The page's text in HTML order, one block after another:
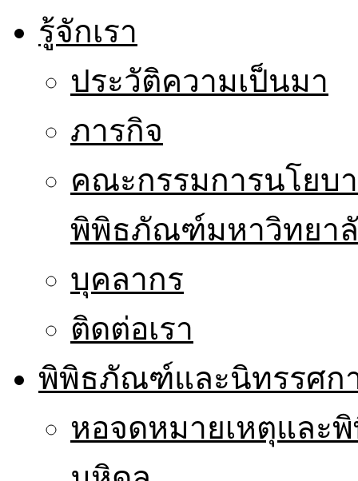
รู้จักเรา
ประวัติความเป็นมา
ภารกิจ
คณะกรรมการนโยบ
พิพิธภัณฑ์มหาวิทยา
บุคลากร
ติดต่อเรา
พิพิธภัณฑ์และนิทรรศก
หอจดหมายเหตุและ